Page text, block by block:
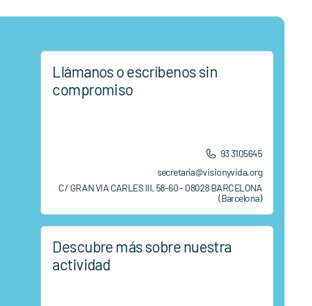
Llámanos o escríbenos sin
compromiso
93 3105645
secretaria@visionyvida.org
C/ GRAN VIA CARLES III, 58-60 - 08028 BARCELONA
(Barcelona)
Descubre más sobre nuestra
actividad